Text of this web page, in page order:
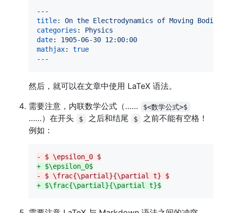
---
title: On the Electrodynamics of Moving Bodies
categories : Physics
date: 1905-06-30 12:00:00
mathjax: true
---
然后，就可以在文章中使用 LaTeX 语法。
需要注意，内联数学公式（……
$<数学公式>$
……）在开头 $ 之后和结尾 $
之前不能有空格！
例如：
-
$ \epsilon_0 $
+ $\epsilon_0$
-
$ \frac{\partial}{\partial t} $
+ $\frac{\partial}{\partial t}$